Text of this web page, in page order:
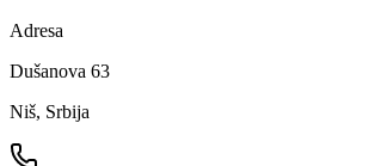
Adresa
Dušanova 63
Niš, Srbija